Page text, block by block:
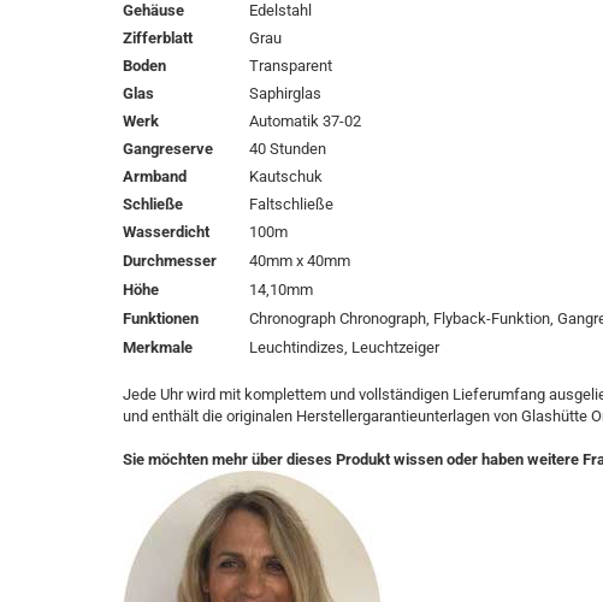
Gehäuse
Edelstahl
Zifferblatt
Grau
Boden
Transparent
Glas
Saphirglas
Werk
Automatik 37-02
Gangreserve
40 Stunden
Armband
Kautschuk
Schließe
Faltschließe
Wasserdicht
100m
Durchmesser
40mm x 40mm
Höhe
14,10mm
Funktionen
Chronograph Chronograph, Flyback-Funktion,
Merkmale
Leuchtindizes, Leuchtzeiger
Jede Uhr wird mit komplettem und vollständigen Lieferumfang
und enthält die originalen Herstellergarantieunterlagen von Glashütte
Sie möchten mehr über dieses Produkt wissen oder haben weitere